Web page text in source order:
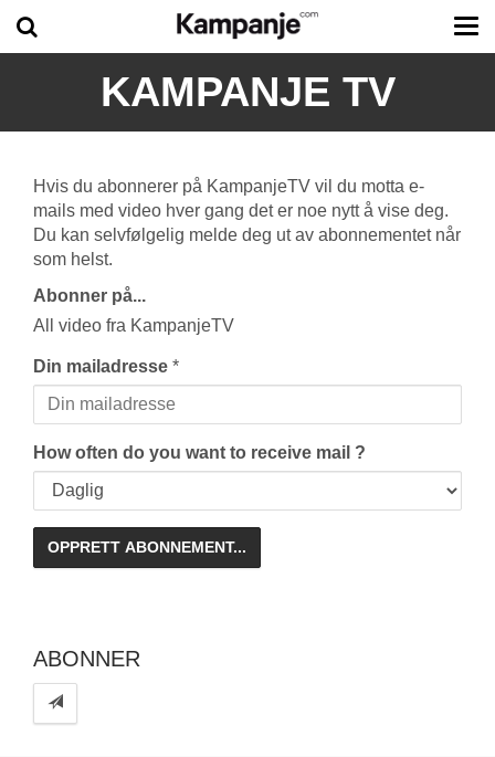
KAMPANJE TV
Hvis du abonnerer på KampanjeTV vil du motta e-
mails med video hver gang det er noe nytt å vise deg.
Du kan selvfølgelig melde deg ut av abonnementet når
som helst.
Abonner på...
All video fra KampanjeTV
Din mailadresse *
How often do you want to receive mail ?
ABONNER